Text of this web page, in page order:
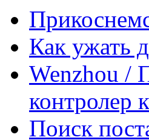
Как ужать
Wenzhou /
контролер
Поиск